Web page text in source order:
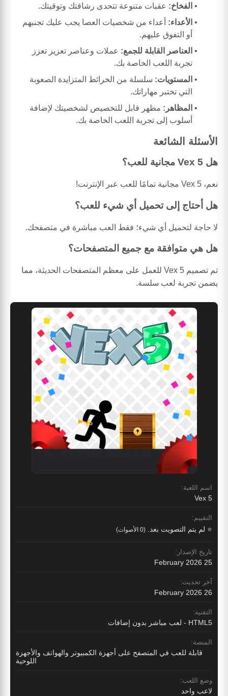
الفخاخ: عقبات متنوعة تتحدى رشاقتك وتوقيتك.
الأعداء: أعداء من شخصيات العصا يجب عليك تجنبهم
أو التفوق عليهم.
العناصر القابلة للجمع: عملات وعناصر تعزيز تعزز
تجربة اللعب الخاصة بك.
المستويات: سلسلة من الخرائط المتزايدة الصعوبة
التي تختبر مهاراتك.
المظاهر: مظهر قابل للتخصيص لشخصيتك لإضافة
أسلوب إلى تجربة اللعب الخاصة بك.
الأسئلة الشائعة
هل Vex 5 مجانية للعب؟
نعم، Vex 5 مجانية تمامًا للعب عبر الإنترنت!
هل أحتاج إلى تحميل أي شيء للعب؟
لا حاجة لتحميل أي شيء؛ فقط العب مباشرة في متصفحك.
هل هي متوافقة مع جميع المتصفحات؟
تم تصميم Vex 5 للعمل على معظم المتصفحات الحديثة، مما
يضمن تجربة لعب سلسة.
اسم اللعبة:
Vex 5
التقييم:
⭐ لم يتم التصويت بعد. (0 الأصوات)
تاريخ الإصدار:
25 February 2026
آخر تحديث:
26 February 2026
التقنية:
HTML5 - لعب مباشر بدون إضافات
المنصة:
قابلة للعب في المتصفح على أجهزة الكمبيوتر والهواتف والأجهزة
اللوحية
وضع اللعب:
لاعب واحد